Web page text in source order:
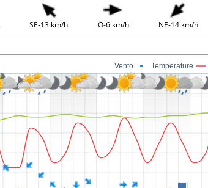
SE-13 km/h O-6 km/h NE-14 km/h
Temperature
Vento